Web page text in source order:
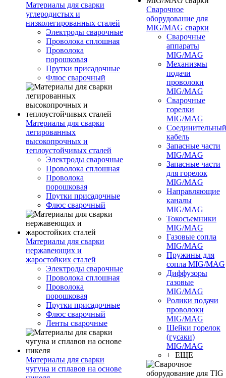
Материалы для сварки
углеродистых и
низколегированных сталей
Электроды сварочные
Проволока сплошная
Проволока
порошковая
Прутки присадочные
Флюс сварочный
Материалы для сварки
легированных
высокопрочных и
теплоустойчивых сталей
Электроды сварочные
Проволока сплошная
Проволока
порошковая
Прутки присадочные
Флюс сварочный
Материалы для сварки
нержавеющих и
жаростойких сталей
Электроды сварочные
Проволока сплошная
Проволока
порошковая
Прутки присадочные
Флюс сварочный
Ленты сварочные
Материалы для сварки
чугуна и сплавов на основе
Сварочное
оборудование для
MIG/MAG сварки
Сварочные
аппараты
MIG/MAG
Механизмы
подачи
проволоки
MIG/MAG
Сварочные
горелки
MIG/MAG
Соединительный
кабель
Запасные части
MIG/MAG
Запасные части
для горелок
MIG/MAG
Направляющие
каналы
MIG/MAG
Токосъемники
MIG/MAG
Газовые сопла
MIG/MAG
Пружины для
сопла MIG/MAG
Диффузоры
газовые
MIG/MAG
Ролики подачи
проволоки
MIG/MAG
Шейки горелок
(гусаки)
MIG/MAG
+ ЕЩЕ